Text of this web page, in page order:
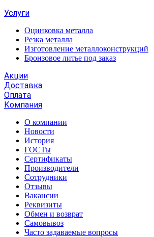
Услуги
Оцинковка металла
Резка металла
Изготовление металлоконструкций
Бронзовое литье под заказ
Акции
Доставка
Оплата
Компания
О компании
Новости
История
ГОСТы
Сертификаты
Производители
Сотрудники
Отзывы
Вакансии
Реквизиты
Обмен и возврат
Самовывоз
Часто задаваемые вопросы